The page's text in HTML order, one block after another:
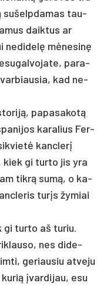
su­šelp­da­mas tau­
daik­tus ar
ne­di­delę mėne­sinę
pa­ra­
kad ne­
pa­pa­sa­kotą
ka­ra­lius Fer­
kanc­lerį
kiek gi tur­to jis yra
tikrą sumą, o ka­
turįs žy­miai
gi tur­to aš tu­riu.
nes di­de­
ge­riau­siu at­ve­ju
įvar­di­jau, esu